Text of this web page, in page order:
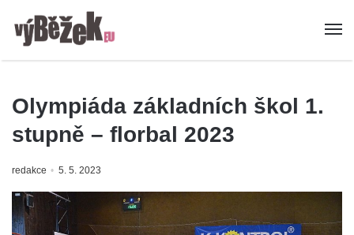
Olympiáda základních škol 1.
stupně – florbal 2023
redakce 5. 5. 2023